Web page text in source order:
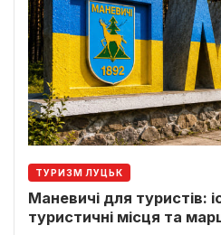
ТУРИЗМ ЛУЦЬК
Маневичі для туристів:
туристичні місця та